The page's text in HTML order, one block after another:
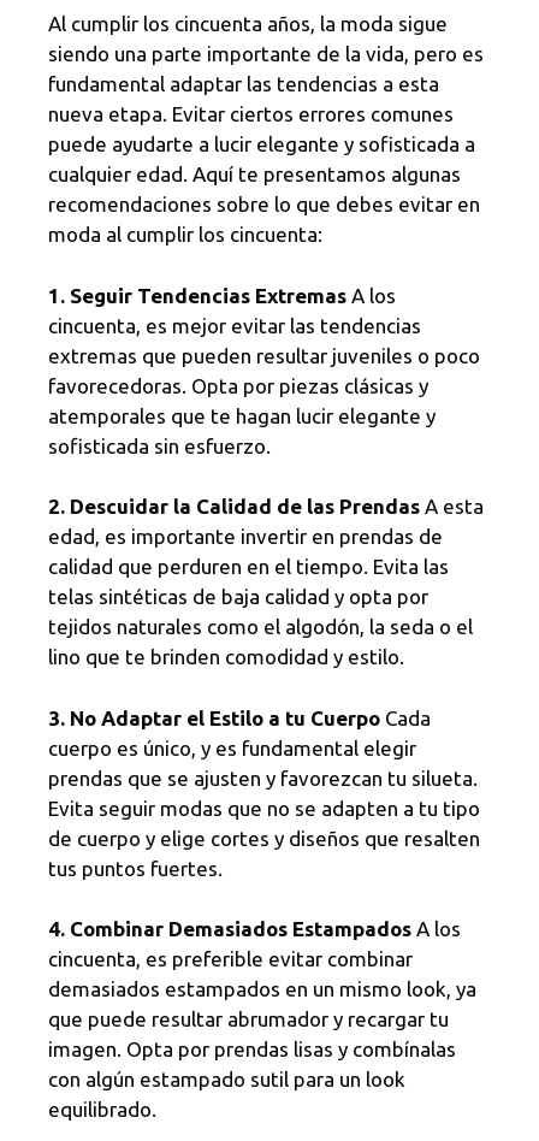
Al cumplir los cincuenta años, la moda sigue
siendo una parte importante de la vida, pero es
fundamental adaptar las tendencias a esta
nueva etapa. Evitar ciertos errores comunes
puede ayudarte a lucir elegante y sofisticada a
cualquier edad. Aquí te presentamos algunas
recomendaciones sobre lo que debes evitar en
moda al cumplir los cincuenta:
1. Seguir Tendencias Extremas A los
cincuenta, es mejor evitar las tendencias
extremas que pueden resultar juveniles o poco
favorecedoras. Opta por piezas clásicas y
atemporales que te hagan lucir elegante y
sofisticada sin esfuerzo.
2. Descuidar la Calidad de las Prendas A esta
edad, es importante invertir en prendas de
calidad que perduren en el tiempo. Evita las
telas sintéticas de baja calidad y opta por
tejidos naturales como el algodón, la seda o el
lino que te brinden comodidad y estilo.
3. No Adaptar el Estilo a tu Cuerpo Cada
cuerpo es único, y es fundamental elegir
prendas que se ajusten y favorezcan tu silueta.
Evita seguir modas que no se adapten a tu tipo
de cuerpo y elige cortes y diseños que resalten
tus puntos fuertes.
4. Combinar Demasiados Estampados A los
cincuenta, es preferible evitar combinar
demasiados estampados en un mismo look, ya
que puede resultar abrumador y recargar tu
imagen. Opta por prendas lisas y combínalas
con algún estampado sutil para un look
equilibrado.